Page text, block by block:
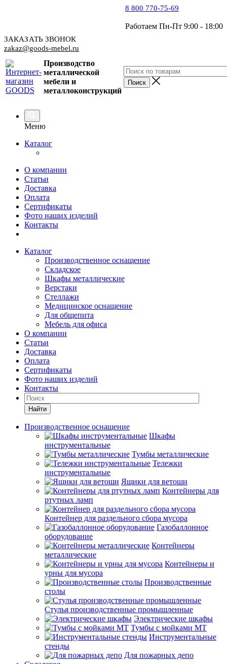
8 800 770-75-69
Работаем Пн-Пт 9:00 - 18:00
ЗАКАЗАТЬ ЗВОНОК
zakaz@goods-mebel.ru
Производство
металлической
мебели и
металлоконструкций
Меню
Каталог
О компании
Статьи
Доставка
Оплата
Сертификаты
Фото наших изделий
Контакты
Каталог
Производственное оснащение
Складское
Шкафы металлические
Верстаки
Стеллажи
Медицинское оснащение
Для общепита
Мебель для офиса
О компании
Статьи
Доставка
Оплата
Сертификаты
Фото наших изделий
Контакты
Найти
Производственное оснащение
Шкафы
инструментальные
Тумбы металлические
Тележки
инструментальные
Ящики для ветоши
Контейнеры для
ртутных ламп
Контейнер для раздельного сбора мусора
Газобаллонное
оборудование
Контейнеры
металлические
Контейнеры и
урны для мусора
Производственные
столы
Стулья производственные промышленные
Электрические шкафы
Тумбы с мойками МТ
Инструментальные
стенды
Для пожарных депо